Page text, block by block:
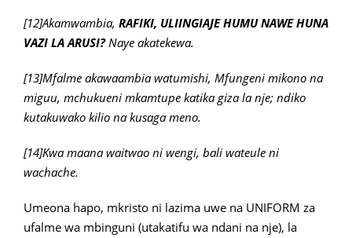
[12]Akamwambia, RAFIKI, ULIINGIAJE HUMU NAWE HUNA
VAZI LA ARUSI?Naye akatekewa.
[13]Mfalme akawaambia watumishi, Mfungeni mikono na
miguu, mchukueni mkamtupe katika giza la nje; ndiko
kutakuwako kilio na kusaga meno.
[14]Kwa maana waitwao ni wengi, bali wateule ni
wachache.
Umeona hapo, mkristo ni lazima uwe na UNIFORM za
ufalme wa mbinguni (utakatifu wa ndani na nje), la